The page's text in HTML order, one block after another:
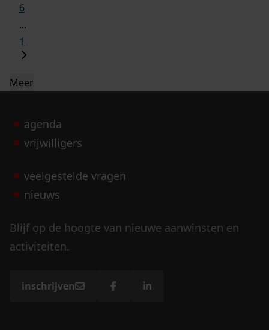
6
...
1
Meer
agenda
vrijwilligers
veelgestelde vragen
nieuws
Blijf op de hoogte van nieuwe aanwinsten en
activiteiten.
inschrijven